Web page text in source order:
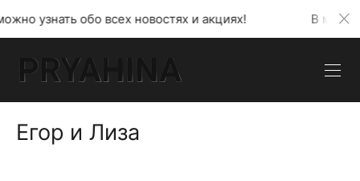
новостях и акциях! В моем телеграмм канале
Егор и Лиза